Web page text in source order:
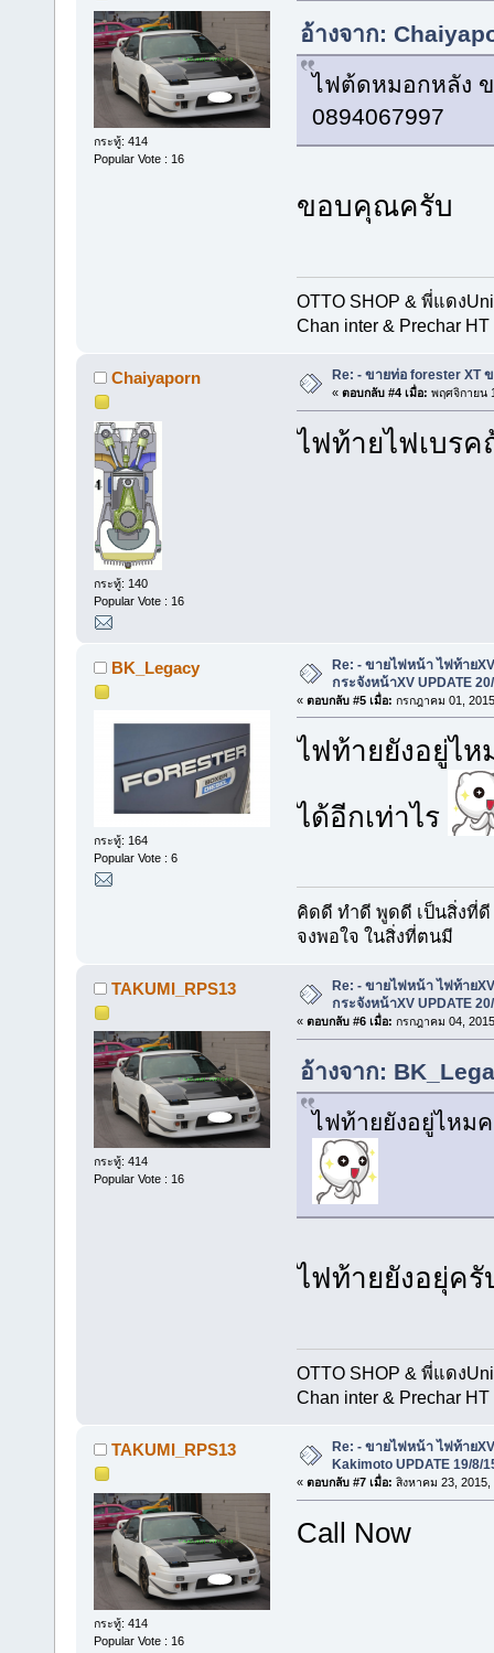
กระทู้: 414
Popular Vote : 16
อ้างจาก:
ไฟต้ดหมอกหลัง
0894067997
ขอบคุณครับ
OTTO SHOP & พี่แดง
Chan inter & Prechar
Chaiyaporn
กระทู้: 140
Popular Vote : 16
Re: - ขายท่อ forester XT
« ตอบกลับ #4 เมื่อ: พฤศจิกายน
ไฟท้ายไฟเบรค
BK_Legacy
กระทู้: 164
Popular Vote : 6
Re: - ขายไฟหน้า ไฟท้าย
กระจังหน้าXV UPDATE
« ตอบกลับ #5 เมื่อ: กรกฎาคม 01,
ไฟท้ายยังอยู่ไ
ได้อีกเท่าไร
คิดดี ทำดี พูดดี เป็นสิ่งที่ดี
จงพอใจ ในสิ่งที่ตนมี
TAKUMI_RPS13
กระทู้: 414
Popular Vote : 16
Re: - ขายไฟหน้า ไฟท้าย
กระจังหน้าXV UPDATE
« ตอบกลับ #6 เมื่อ: กรกฎาคม 04,
อ้างจาก:
ไฟท้ายยังอยู่ไหม
ไฟท้ายยังอยุ่ค
OTTO SHOP & พี่แดง
Chan inter & Prechar
TAKUMI_RPS13
กระทู้: 414
Popular Vote : 16
Re: - ขายไฟหน้า ไฟท้าย
Kakimoto UPDATE 19/8/
« ตอบกลับ #7 เมื่อ: สิงหาคม 23, 2015,
Call Now